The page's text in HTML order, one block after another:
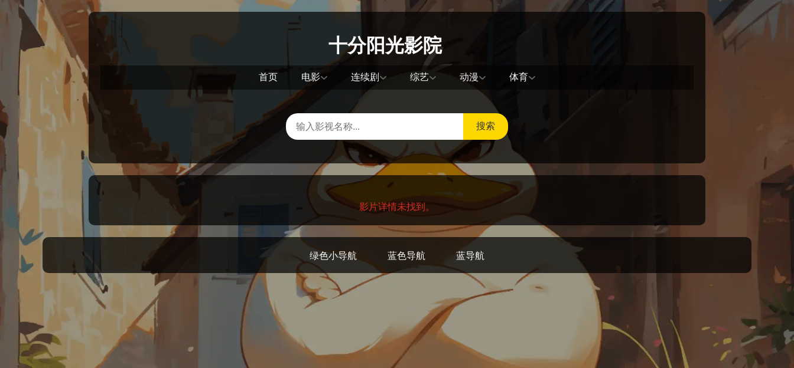
十分阳光影院
首页 电影 连续剧 综艺 动漫 体育
搜索
影片详情未找到。
绿色小导航 蓝色导航 蓝导航